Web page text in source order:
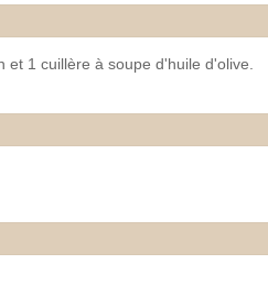
et 1 cuillère à soupe d'huile d'olive.